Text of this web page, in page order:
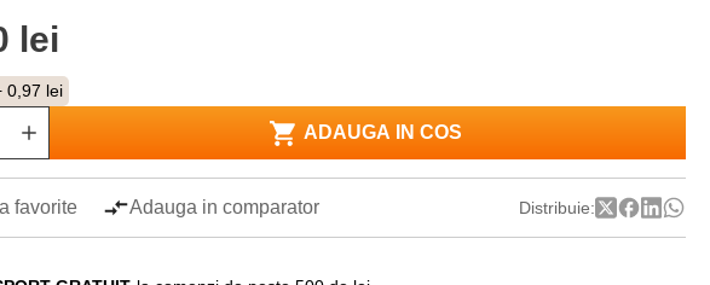
lei
0,97 lei
ADAUGA IN COS
favorite Adauga in comparator Distribuie: